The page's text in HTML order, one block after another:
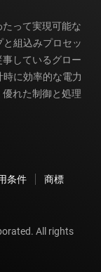
って実現可能な
組込みプロセッ
しているグロー
に効率的な電力
れた制御と処理
条件
商標
All rights